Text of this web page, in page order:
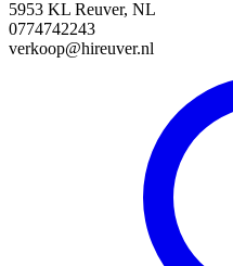
5953 KL Reuver, NL
0774742243
verkoop@hireuver.nl